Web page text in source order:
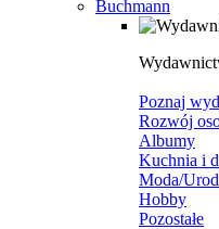
Buchmann
Poznaj
Rozwój
Albumy
Kuchnia i
Moda/
Hobby
Pozostałe